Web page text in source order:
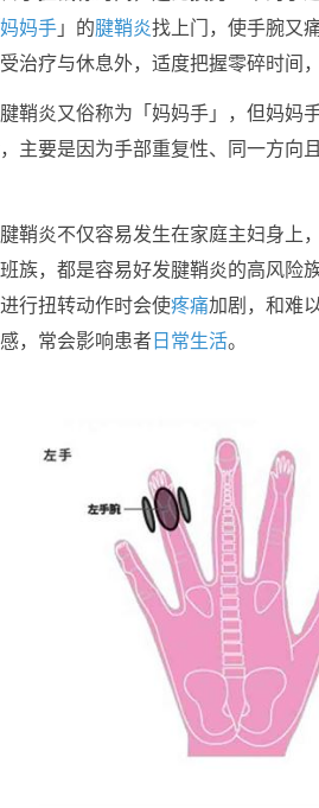
妈妈手 」的腱鞘炎找上门，使手腕又
治疗与休息外，适度把握零碎时间
鞘炎又俗称为「妈妈手」，但妈妈
主要是因为手部重复性、同一方向
鞘炎不仅容易发生在家庭主妇身上
族，都是容易好发腱鞘炎的高风险
行扭转动作时会使疼痛加剧，和难
，常会影响患者 日常生活。